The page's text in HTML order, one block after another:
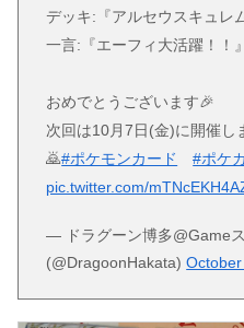
デッキ:『アルセウスキュレ
一言:『エーフィ大活躍！！』
おめでとうございます🎉
次回は10月7日(金)に開催し
🙇#ポケモンカード
#ポケカ
pic.twitter.com/
— ドラグーン博多@Game
(@DragoonHakata)